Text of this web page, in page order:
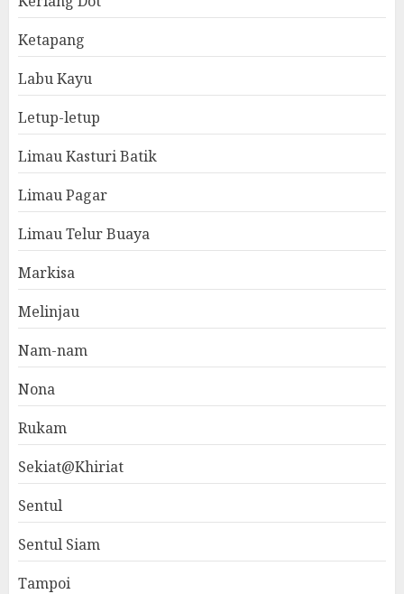
Ketapang
Labu Kayu
Letup-letup
Limau Kasturi Batik
Limau Pagar
Limau Telur Buaya
Markisa
Melinjau
Nam-nam
Nona
Rukam
Sekiat@Khiriat
Sentul
Sentul Siam
Tampoi